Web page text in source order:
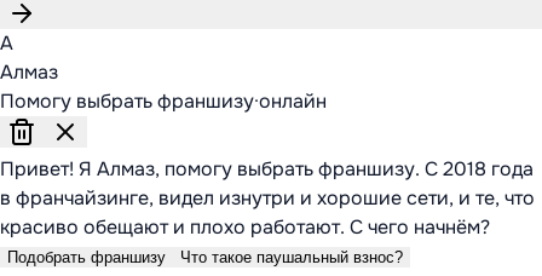
А
Алмаз
Помогу выбрать франшизу·онлайн
Привет! Я Алмаз, помогу выбрать франшизу. С 2018 года
в франчайзинге, видел изнутри и хорошие сети, и те, что
красиво обещают и плохо работают. С чего начнём?
Подобрать франшизу
Что такое паушальный взнос?